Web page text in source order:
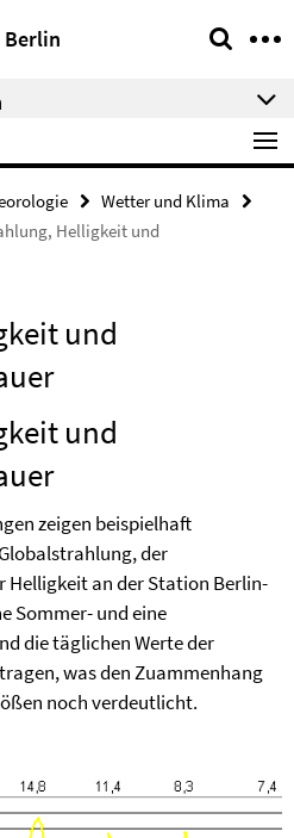
Wetter und Klima
Helligkeit und
und
und
zeigen beispielhaft
der
Helligkeit an der Station Berlin-
Sommer- und eine
die täglichen Werte der
was den Zuammenhang
noch verdeutlicht.